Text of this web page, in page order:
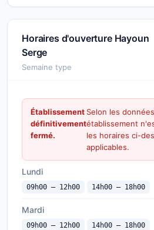
Horaires d'ouverture Hayoun
Serge
Semaine type
Établissement
définitivement
fermé.
Selon les
établissement
les horaires ci-
applicables.
Lundi
09h00 — 12h00 14h00 — 18h00
Mardi
09h00 — 12h00 14h00 — 18h00